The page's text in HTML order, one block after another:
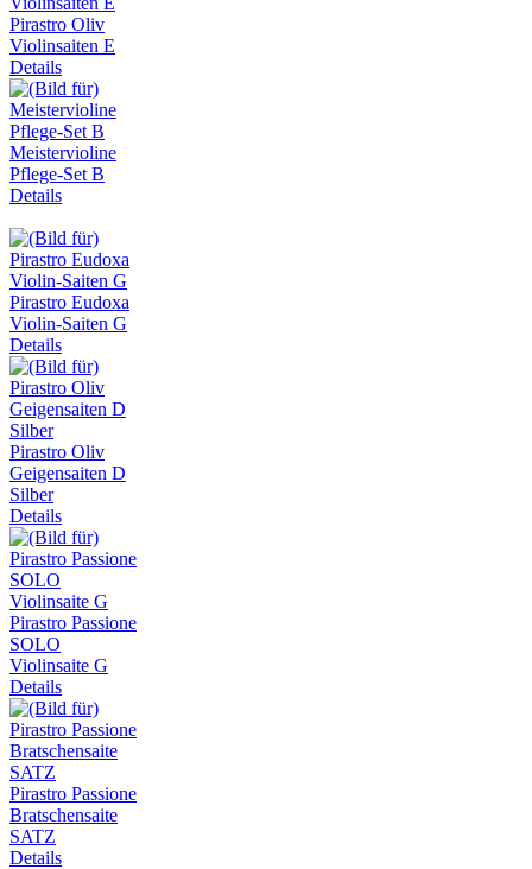
Pirastro Oliv
Violinsaiten E
Details
Meistervioline
Pflege-Set B
Details
Pirastro Eudoxa
Violin-Saiten G
Details
Pirastro Oliv
Geigensaiten D
Silber
Details
Pirastro Passione
SOLO
Violinsaite G
Details
Pirastro Passione
Bratschensaite
SATZ
Details